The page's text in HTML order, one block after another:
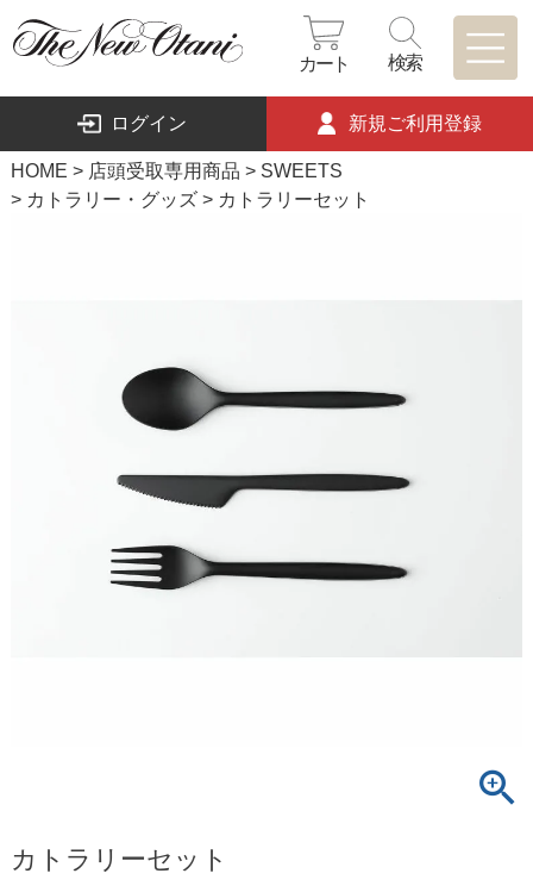
カート 検索
ログイン 新規ご利用登録
HOME 店頭受取専用商品
SWEETS
カトラリー・グッズ
カトラリーセット
カトラリーセット